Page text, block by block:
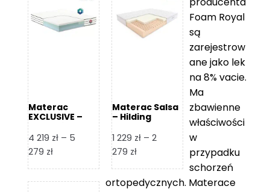
Materac
EXCLUSIVE –
4 219 zł – 5
279 złZakres
od
Materac Salsa
– Hilding
1 229 zł – 2
279 złZakres
od
Foam Royal
są
zarejestrow
ane jako lek
na 8% vacie.
Ma
zbawienne
właściwości
w
przypadku
schorzeń
ortopedycznych. Materace